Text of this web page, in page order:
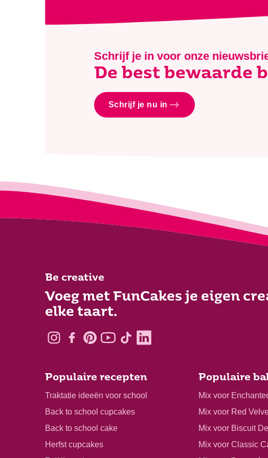
Schrijf je in voor onze
De best bewaarde
Schrijf je nu in
Be creative
Voeg met FunCakes je eigen
elke taart.
Populaire recepten
Traktatie ideeën voor school
Back to school cupcakes
Back to school cake
Herfst cupcakes
Populaire
Mix voor
Mix voor Red
Mix voor Biscuit
Mix voor Classic